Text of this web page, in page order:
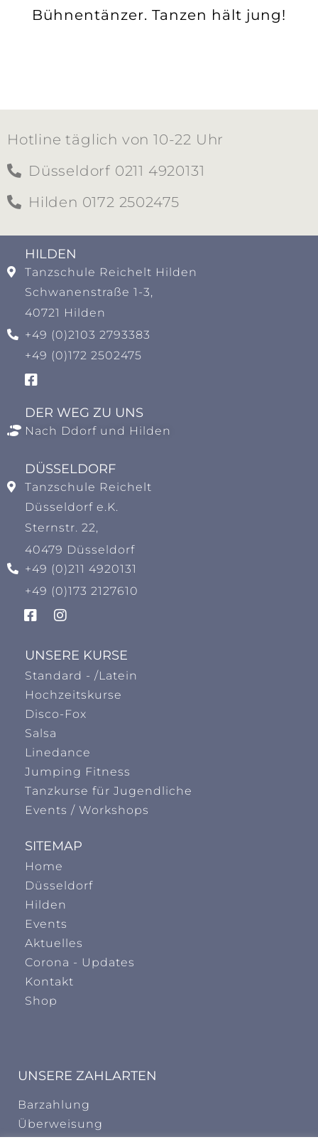
Bühnentänzer. Tanzen hält jung!
Hotline täglich von 10-22 Uhr
Düsseldorf 0211 4920131
Hilden 0172 2502475
HILDEN​
Tanzschule Reichelt Hilden
Schwanenstraße 1-3,
40721 Hilden
+49 (0)2103 2793383
+49 (0)172 2502475
DER WEG ZU UNS
Nach Ddorf und Hilden
DÜSSELDORF
Tanzschule Reichelt
Düsseldorf e.K.
Sternstr. 22,
40479 Düsseldorf
+49 (0)211 4920131
+49 (0)173 2127610
SITEMAP
Home
Düsseldorf
Hilden
Events
Aktuelles
Corona - Updates
Kontakt
Shop
UNSERE KURSE
Standard - /Latein
Hochzeitskurse
Disco-Fox
Salsa
Linedance
Jumping Fitness
Tanzkurse für Jugendliche
Events / Workshops
UNSERE ZAHLARTEN
Barzahlung
Überweisung